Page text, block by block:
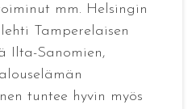
mm. Helsingin
Tamperelaisen
Ilta-Sanomien,
tuntee hyvin myös